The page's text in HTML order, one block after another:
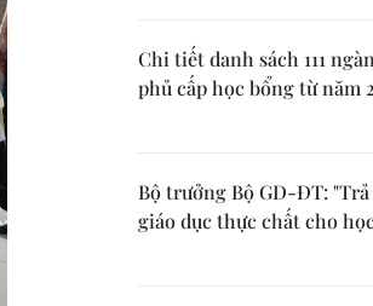
Chi tiết danh sách 111
phủ cấp học bổng từ năm
Bộ trưởng Bộ GD-ĐT:
giáo dục thực chất cho